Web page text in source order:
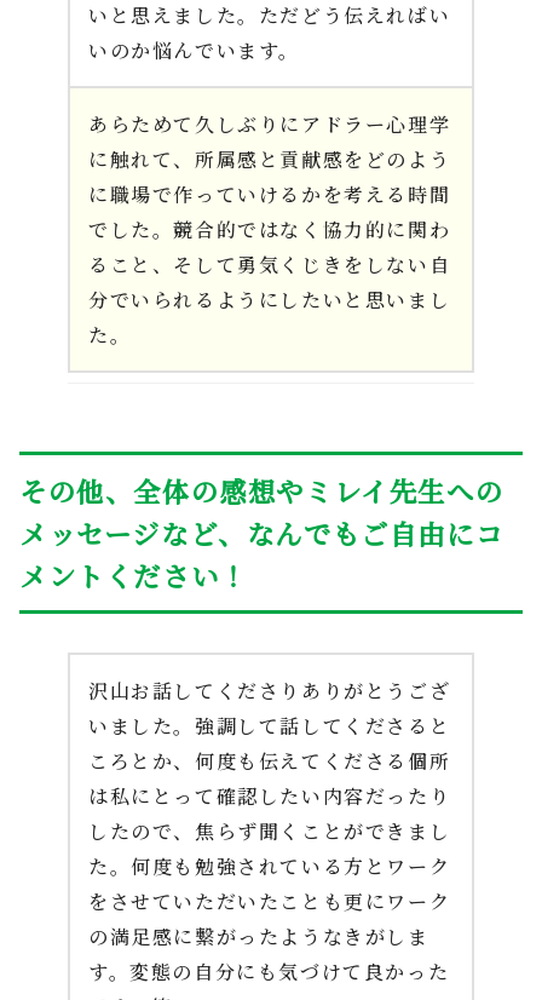
いと思えました。ただどう伝えればい
いのか悩んでいます。
あらためて久しぶりにアドラー心理学
に触れて、所属感と貢献感をどのよう
に職場で作っていけるかを考える時間
でした。競合的ではなく協力的に関わ
ること、そして勇気くじきをしない自
分でいられるようにしたいと思いまし
た。
その他、全体の感想やミレイ先生への
メッセージなど、なんでもご自由にコ
メントください！
沢山お話してくださりありがとうござ
いました。強調して話してくださると
ころとか、何度も伝えてくださる個所
は私にとって確認したい内容だったり
したので、焦らず聞くことができまし
た。何度も勉強されている方とワーク
をさせていただいたことも更にワーク
の満足感に繋がったようなきがしま
す。変態の自分にも気づけて良かった